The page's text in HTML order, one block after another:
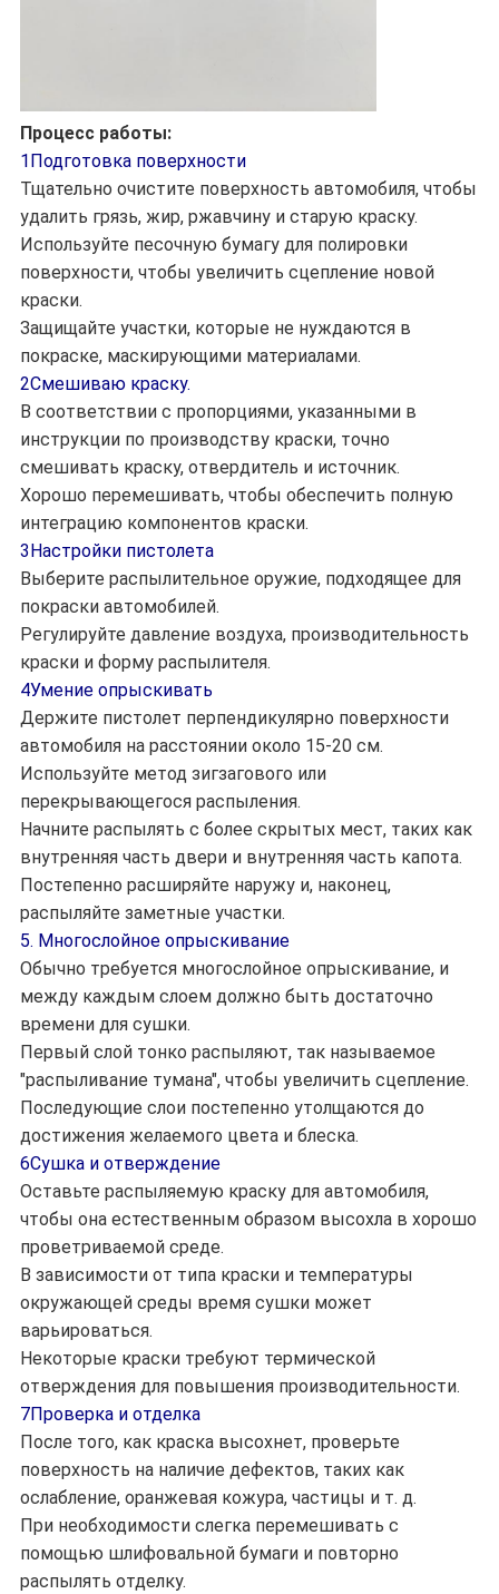
Процесс работы:
1Подготовка поверхности
Тщательно очистите поверхность автомобиля, чтобы
удалить грязь, жир, ржавчину и старую краску.
Используйте песочную бумагу для полировки
поверхности, чтобы увеличить сцепление новой
краски.
Защищайте участки, которые не нуждаются в
покраске, маскирующими материалами.
2Смешиваю краску.
В соответствии с пропорциями, указанными в
инструкции по производству краски, точно
смешивать краску, отвердитель и источник.
Хорошо перемешивать, чтобы обеспечить полную
интеграцию компонентов краски.
3Настройки пистолета
Выберите распылительное оружие, подходящее для
покраски автомобилей.
Регулируйте давление воздуха, производительность
краски и форму распылителя.
4Умение опрыскивать
Держите пистолет перпендикулярно поверхности
автомобиля на расстоянии около 15-20 см.
Используйте метод зигзагового или
перекрывающегося распыления.
Начните распылять с более скрытых мест, таких как
внутренняя часть двери и внутренняя часть капота.
Постепенно расширяйте наружу и, наконец,
распыляйте заметные участки.
5. Многослойное опрыскивание
Обычно требуется многослойное опрыскивание, и
между каждым слоем должно быть достаточно
времени для сушки.
Первый слой тонко распыляют, так называемое
"распыливание тумана", чтобы увеличить сцепление.
Последующие слои постепенно утолщаются до
достижения желаемого цвета и блеска.
6Сушка и отверждение
Оставьте распыляемую краску для автомобиля,
чтобы она естественным образом высохла в хорошо
проветриваемой среде.
В зависимости от типа краски и температуры
окружающей среды время сушки может
варьироваться.
Некоторые краски требуют термической
отверждения для повышения производительности.
7Проверка и отделка
После того, как краска высохнет, проверьте
поверхность на наличие дефектов, таких как
ослабление, оранжевая кожура, частицы и т. д.
При необходимости слегка перемешивать с
помощью шлифовальной бумаги и повторно
распылять отделку.